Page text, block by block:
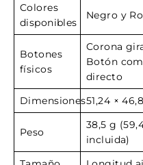
Colores
disponibles
Negro y
Botones
físicos
Corona
Botón
directo
Dimensiones51,24 ×
Peso
38,5 g
incluida)